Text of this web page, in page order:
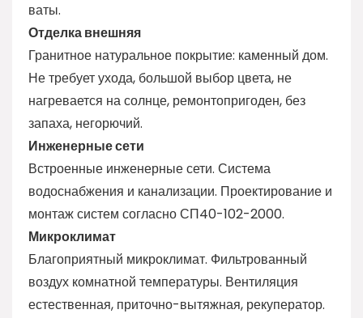
ваты.
Отделка внешняя
Гранитное натуральное покрытие: каменный дом.
Не требует ухода, большой выбор цвета, не
нагревается на солнце, ремонтопригоден, без
запаха, негорючий.
Инженерные сети
Встроенные инженерные сети. Система
водоснабжения и канализации. Проектирование и
монтаж систем согласно СП40-102-2000.
Микроклимат
Благоприятный микроклимат. Фильтрованный
воздух комнатной температуры. Вентиляция
естественная, приточно-вытяжная, рекуператор.